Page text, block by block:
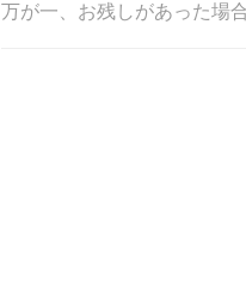
万が一、お残しがあった場